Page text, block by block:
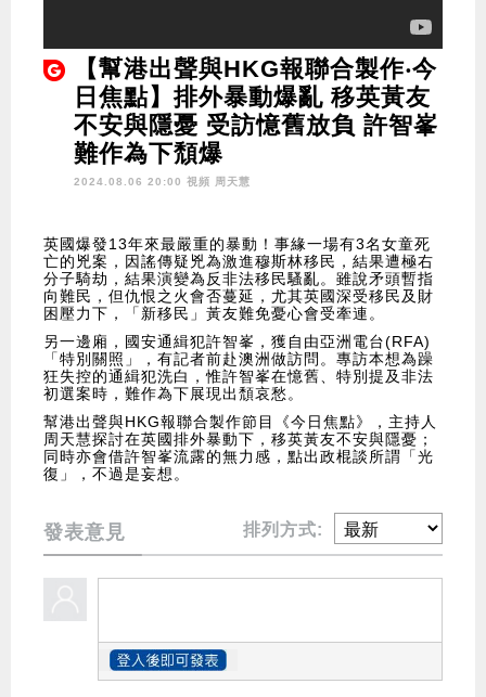
【幫港出聲與HKG報聯合製作‧今
日焦點】排外暴動爆亂 移英黃友
不安與隱憂 受訪憶舊放負 許智峯
難作為下頹爆
2024.08.06 20:00 視頻 周天慧
英國爆發13年來最嚴重的暴動！事緣一場有3名女童死
亡的兇案，因謠傳疑兇為激進穆斯林移民，結果遭極右
分子騎劫，結果演變為反非法移民騷亂。雖說矛頭暫指
向難民，但仇恨之火會否蔓延，尤其英國深受移民及財
困壓力下，「新移民」黃友難免憂心會受牽連。
另一邊廂，國安通緝犯許智峯，獲自由亞洲電台(RFA)
「特別關照」，有記者前赴澳洲做訪問。專訪本想為躁
狂失控的通緝犯洗白，惟許智峯在憶舊、特別提及非法
初選案時，難作為下展現出頹哀愁。
幫港出聲與HKG報聯合製作節目《今日焦點》，主持人
周天慧探討在英國排外暴動下，移英黃友不安與隱憂；
同時亦會借許智峯流露的無力感，點出政棍談所謂「光
復」，不過是妄想。
發表意見 排列方式: